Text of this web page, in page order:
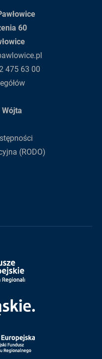
60
475 63 00
(RODO)